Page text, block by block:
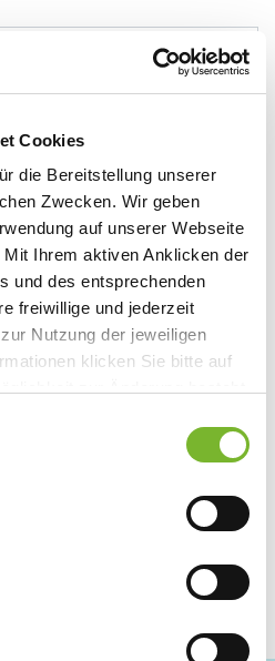
Cookies
die Bereitstellung unserer
Zwecken. Wir geben
auf unserer Webseite
Ihrem aktiven Anklicken der
und des entsprechenden
freiwillige und jederzeit
Nutzung der jeweiligen
klicken Sie bitte auf